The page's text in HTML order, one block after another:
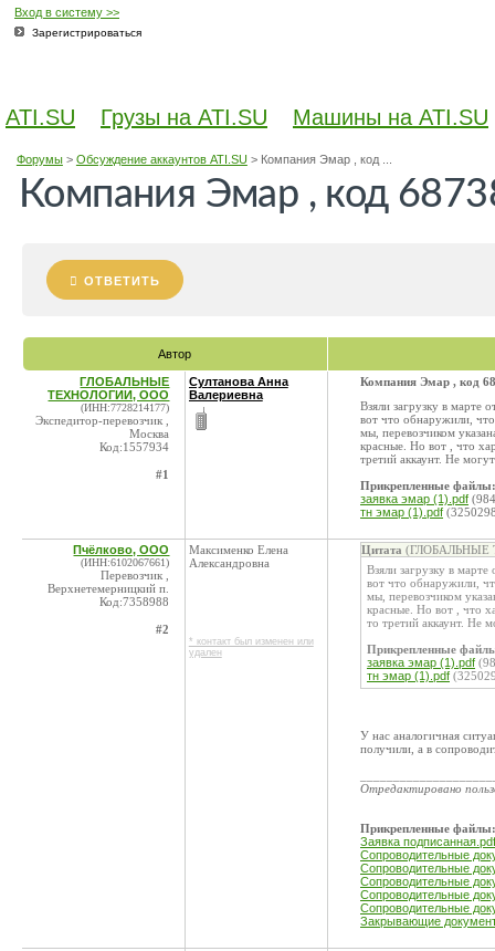
Вход в систему >>
Зарегистрироваться
ATI.SU Грузы на ATI.SU Машины на ATI.SU
Форумы> Обсуждение аккаунтов ATI.SU> Компания Эмар , код ...
Компания Эмар , код
ОТВЕТИТЬ
Автор
ГЛОБАЛЬНЫЕ
ТЕХНОЛОГИИ, ООО
(ИНН:7728214177)
Экспедитор-перевозчик ,
Москва
Код:1557934
#1
Султанова Анна
Валериевна
Компания Эмар , код
Взяли загрузку в марте
вот что обнаружили,
мы, перевозчиком
красные. Но вот , что
третий аккаунт. Не
Прикрепленные файлы:
заявка эмар (1).pdf
тн эмар (1).pdf
Пчёлково, ООО
(ИНН:6102067661)
Перевозчик ,
Верхнетемерницкий п.
Код:7358988
#2
Максименко Елена
Александровна
* контакт был изменен или
удален
Цитата (ГЛОБАЛЬНЫЕ
Взяли загрузку в
вот что обнаружили,
мы, перевозчиком
красные. Но вот , что
то третий аккаунт. Не
Прикрепленные
заявка эмар (1).pdf
тн эмар (1).pdf
У нас аналогичная
получили, а в
Отредактировано
Прикрепленные файлы:
Заявка подписанная.pdf
Сопроводительные
Сопроводительные
Сопроводительные
Сопроводительные
Сопроводительные
Закрывающие